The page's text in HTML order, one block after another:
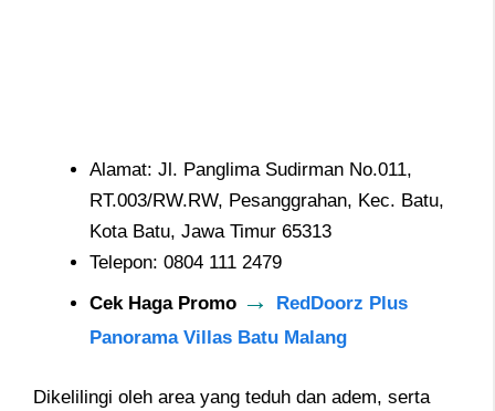
Alamat: Jl. Panglima Sudirman No.011,
RT.003/RW.RW, Pesanggrahan, Kec. Batu,
Kota Batu, Jawa Timur 65313
Telepon: 0804 111 2479
Cek Haga Promo →
RedDoorz Plus
Panorama Villas Batu Malang
Dikelilingi oleh area yang teduh dan adem, serta